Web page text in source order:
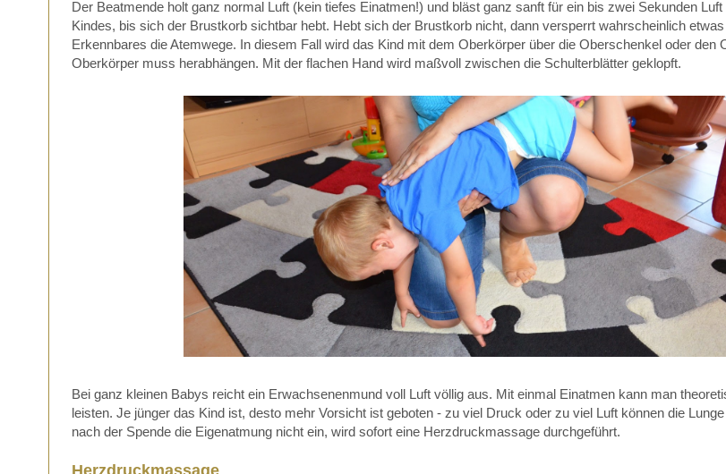
Der Beatmende holt ganz normal Luft (kein tiefes Einatmen!) und bläst ganz sanft für ein bis zwei Sekunden
Kindes, bis sich der Brustkorb sichtbar hebt. Hebt sich der Brustkorb nicht, dann versperrt wahrscheinlich
Erkennbares die Atemwege. In diesem Fall wird das Kind mit dem Oberkörper über die Oberschenkel oder den
Oberkörper muss herabhängen. Mit der flachen Hand wird maßvoll zwischen die Schulterblätter geklopft.
Bei ganz kleinen Babys reicht ein Erwachsenenmund voll Luft völlig aus. Mit einmal Einatmen kann man
leisten. Je jünger das Kind ist, desto mehr Vorsicht ist geboten - zu viel Druck oder zu viel Luft können die
nach der Spende die Eigenatmung nicht ein, wird sofort eine Herzdruckmassage durchgeführt.
Herzdruckmassage